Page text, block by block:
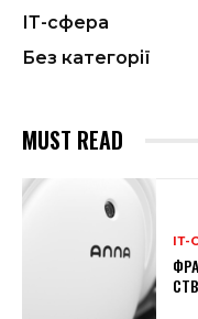
ІТ-сфера
Без категорії
MUST READ